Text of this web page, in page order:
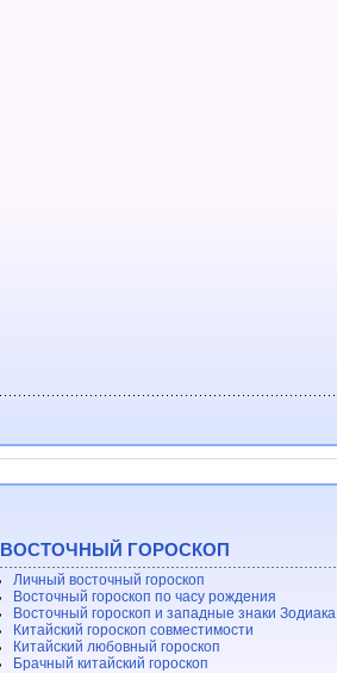
ВОСТОЧНЫЙ ГОРОСКОП
Личный восточный гороскоп
Восточный гороскоп по часу рождения
Восточный гороскоп и западные знаки Зодиака
Китайский гороскоп совместимости
Китайский любовный гороскоп
Брачный китайский гороскоп